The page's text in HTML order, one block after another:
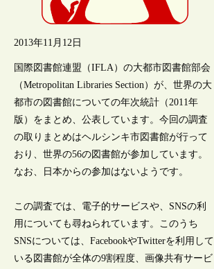
2013年11月12日
国際図書館連盟（IFLA）の大都市図書館部会
（Metropolitan Libraries Section）が、世界の大
都市の図書館についての年次統計（2011年
版）をまとめ、公表しています。今回の調査
の取りまとめはヘルシンキ市図書館が行って
おり、世界の56の図書館が参加しています。
なお、日本からの参加はないようです。
この調査では、電子的サービスや、SNSの利
用についても尋ねられています。このうち
SNSについては、FacebookやTwitterを利用して
いる図書館が全体の9割程度、画像共有サービ